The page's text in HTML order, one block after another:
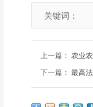
关键词：
上一篇： 农业
下一篇： 最高